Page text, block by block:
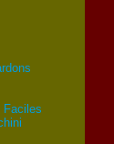
Faciles